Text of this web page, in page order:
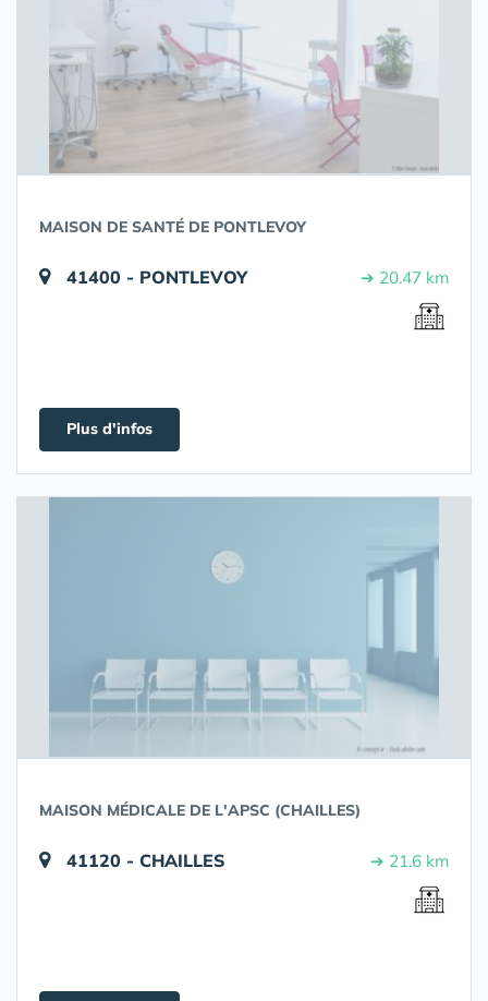
MAISON DE SANTÉ DE PONTLEVOY
41400 - PONTLEVOY ➔ 20.47 km
Plus d'infos
MAISON MÉDICALE DE L'APSC (CHAILLES)
41120 - CHAILLES ➔ 21.6 km